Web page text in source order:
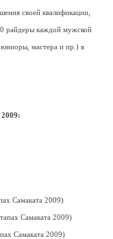
своей квалификации,
райдеры каждой мужской
мастера и пр.) в
2009:
Самаката 2009)
Самаката 2009)
Самаката 2009)